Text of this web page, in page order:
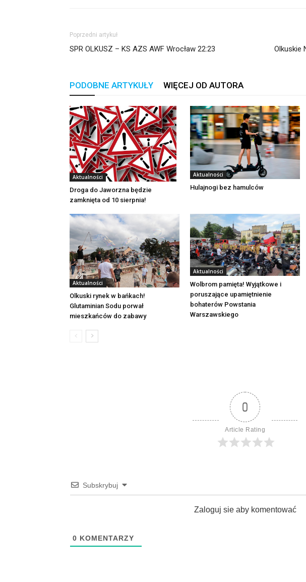
Poprzedni artykuł
SPR OLKUSZ – KS AZS AWF Wrocław 22:23 Olkuskie
PODOBNE ARTYKUŁY WIĘCEJ OD AUTORA
Aktualności
Droga do Jaworzna będzie
zamknięta od 10 sierpnia!
Aktualności
Hulajnogi bez hamulców
Aktualności
Olkuski rynek w bańkach!
Glutaminian Sodu porwał
mieszkańców do zabawy
Aktualności
Wolbrom pamięta! Wyjątkowe i
poruszające upamiętnienie
bohaterów Powstania
Warszawskiego
0
Article Rating
Subskrybuj
Zaloguj sie aby komentować
0 KOMENTARZY